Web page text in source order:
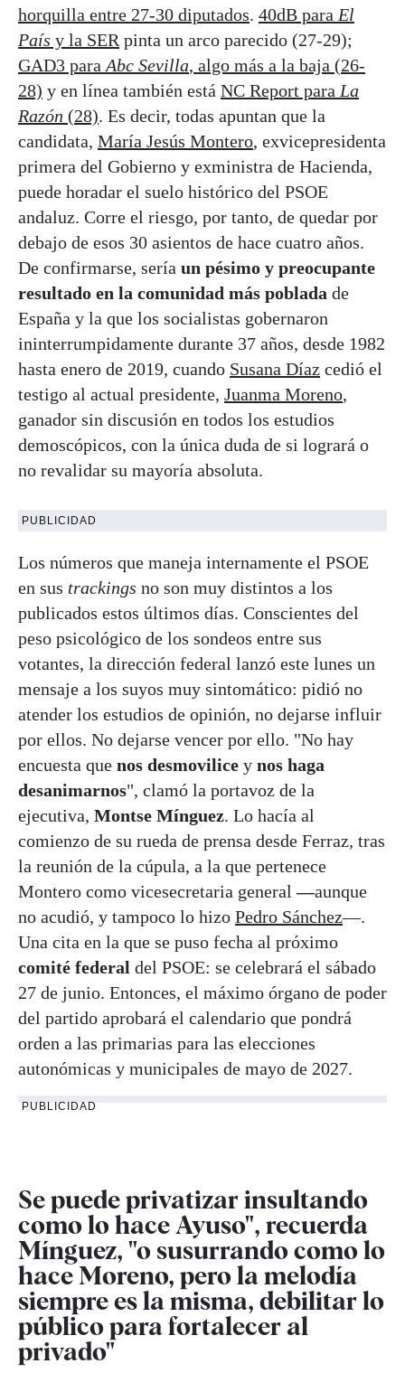
horquilla entre 27-30 diputados. 40dB para El
País y la SER pinta un arco parecido (27-29);
GAD3 para Abc Sevilla, algo más a la baja (26-
28) y en línea también está NC Report para La
Razón (28). Es decir, todas apuntan que la
candidata, María Jesús Montero, exvicepresidenta
primera del Gobierno y exministra de Hacienda,
puede horadar el suelo histórico del PSOE
andaluz. Corre el riesgo, por tanto, de quedar por
debajo de esos 30 asientos de hace cuatro años.
De confirmarse, sería un pésimo y preocupante
resultado en la comunidad más poblada de
España y la que los socialistas gobernaron
ininterrumpidamente durante 37 años, desde 1982
hasta enero de 2019, cuando Susana Díaz cedió el
testigo al actual presidente, Juanma Moreno,
ganador sin discusión en todos los estudios
demoscópicos, con la única duda de si logrará o
no revalidar su mayoría absoluta.
PUBLICIDAD
Los números que maneja internamente el PSOE
en sus trackings no son muy distintos a los
publicados estos últimos días. Conscientes del
peso psicológico de los sondeos entre sus
votantes, la dirección federal lanzó este lunes un
mensaje a los suyos muy sintomático: pidió no
atender los estudios de opinión, no dejarse influir
por ellos. No dejarse vencer por ello. "No hay
encuesta que nos desmovilice y nos haga
desanimarnos", clamó la portavoz de la
ejecutiva, Montse Mínguez. Lo hacía al
comienzo de su rueda de prensa desde Ferraz, tras
la reunión de la cúpula, a la que pertenece
Montero como vicesecretaria general—aunque
no acudió, y tampoco lo hizo Pedro Sánchez—.
Una cita en la que se puso fecha al próximo
comité federal del PSOE: se celebrará el sábado
27 de junio. Entonces, el máximo órgano de poder
del partido aprobará el calendario que pondrá
orden a las primarias para las elecciones
autonómicas y municipales de mayo de 2027.
PUBLICIDAD
Se puede privatizar insultando
como lo hace Ayuso", recuerda
Mínguez, "o susurrando como lo
hace Moreno, pero la melodía
siempre es la misma, debilitar lo
público para fortalecer al
privado"